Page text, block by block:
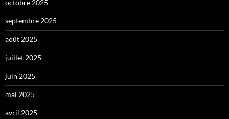
octobre 2025
septembre 2025
août 2025
juillet 2025
juin 2025
mai 2025
avril 2025